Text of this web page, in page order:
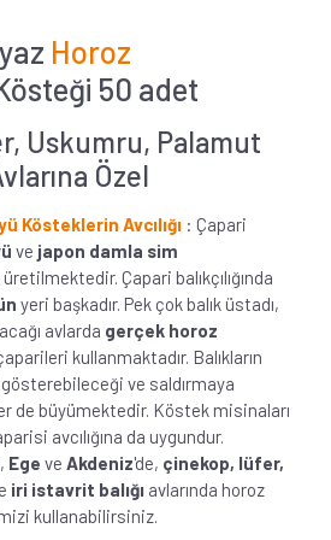
Horoz
50 adet
Uskumru, Palamut
Özel
Kösteklerin Avcılığı : Çapari
ve japon damla sim
Çapari balıkçılığında
yeri başkadır. Pek çok balık üstadı,
avlarda gerçek horoz
çaparileri kullanmaktadır. Balıkların
ve saldırmaya
de büyümektedir. Köstek misinaları
avcılığına da uygundur.
, Ege ve Akdeniz'de, çinekop, lüfer,
iri istavrit balığı avlarında horoz
kullanabilirsiniz.